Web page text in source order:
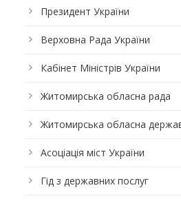
Президент України
Верховна Рада України
Кабінет Міністрів України
Житомирська обласна рада
Житомирська обласна
Асоціація міст України
Гід з державних послуг